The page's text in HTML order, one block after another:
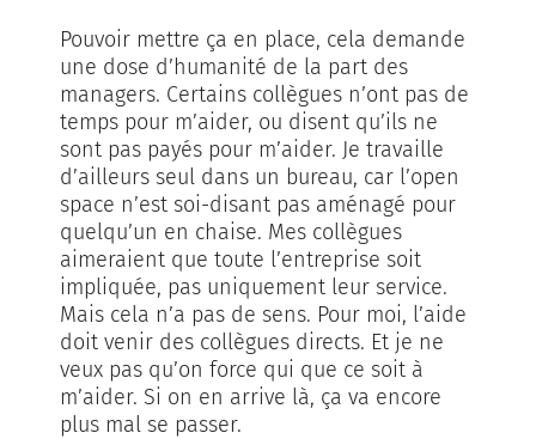
Pouvoir mettre ça en place, cela demande
une dose d’humanité de la part des
managers. Certains collègues n’ont pas de
temps pour m’aider, ou disent qu’ils ne
sont pas payés pour m’aider. Je travaille
d’ailleurs seul dans un bureau, car l’open
space n’est soi-disant pas aménagé pour
quelqu’un en chaise. Mes collègues
aimeraient que toute l’entreprise soit
impliquée, pas uniquement leur service.
Mais cela n’a pas de sens. Pour moi, l’aide
doit venir des collègues directs. Et je ne
veux pas qu’on force qui que ce soit à
m’aider. Si on en arrive là, ça va encore
plus mal se passer.